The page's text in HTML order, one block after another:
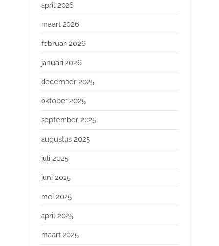
april 2026
maart 2026
februari 2026
januari 2026
december 2025
oktober 2025
september 2025
augustus 2025
juli 2025
juni 2025
mei 2025
april 2025
maart 2025